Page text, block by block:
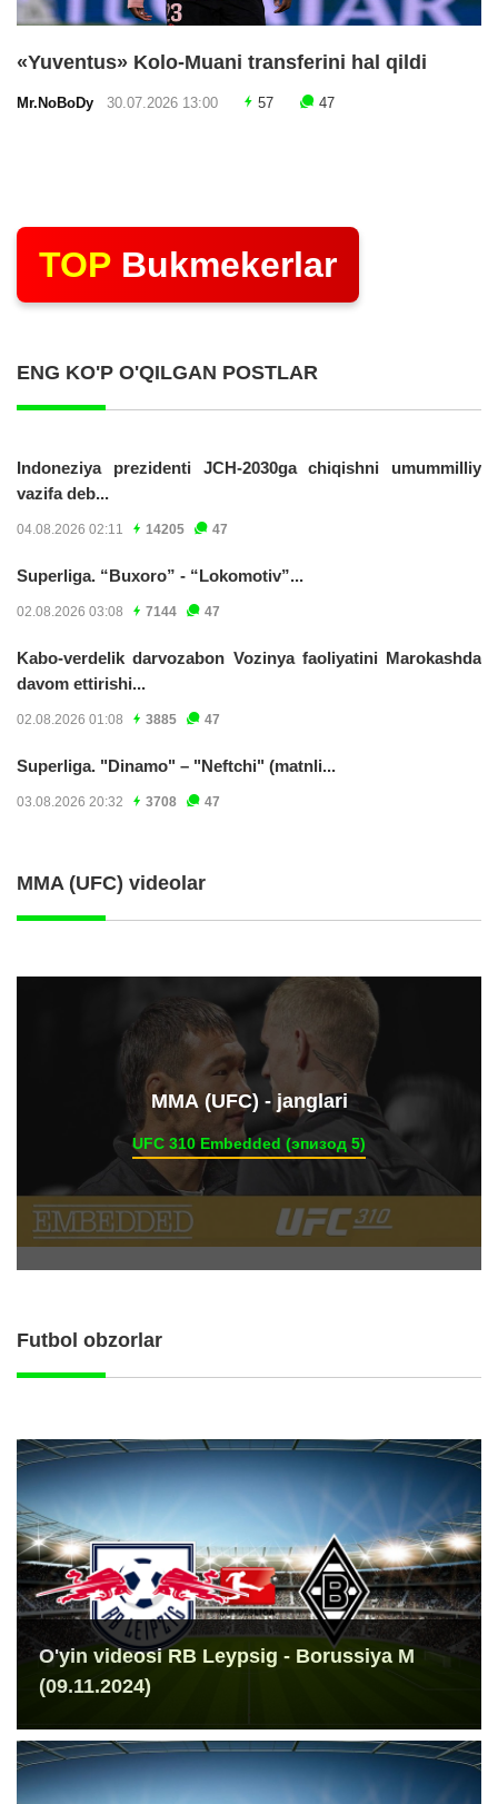
«Yuventus» Kolo-Muani transferini hal qildi
Mr.NoBoDy 30.07.2026 13:00 57 47
TOP Bukmekerlar
ENG KO'P O'QILGAN POSTLAR
Indoneziya prezidenti JCH-2030ga chiqishni umummilliy
vazifa deb...
04.08.2026 02:11 14205 47
Superliga. “Buxoro” - “Lokomotiv”...
02.08.2026 03:08 7144 47
Kabo-verdelik darvozabon Vozinya faoliyatini Marokashda
davom ettirishi...
02.08.2026 01:08 3885 47
Superliga. "Dinamo" – "Neftchi" (matnli...
03.08.2026 20:32 3708 47
MMA (UFC) videolar
ММА (UFC) - janglari
UFC 310 Embedded (эпизод 5)
Futbol obzorlar
O'yin videosi RB Leypsig - Borussiya M
(09.11.2024)